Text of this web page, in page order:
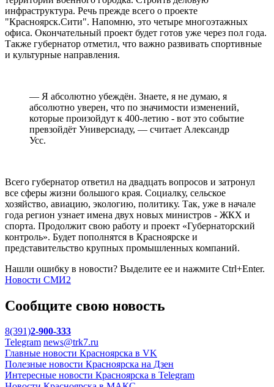
инфраструктура. Речь прежде всего о проекте
"Красноярск.Сити". Напомню, это четыре многоэтажных
офиса. Окончательный проект будет готов уже через пол года.
Также губернатор отметил, что важно развивать спортивные
и культурные направления.
— Я абсолютно убеждён. Знаете, я не думаю, я
абсолютно уверен, что по значимости изменений,
которые произойдут к 400-летию - вот это событие
превзойдёт Универсиаду, — считает Александр
Усс.
Всего губернатор ответил на двадцать вопросов и затронул
все сферы жизни большого края. Социалку, сельское
хозяйство, авиацию, экологию, политику. Так, уже в начале
года регион узнает имена двух новых министров - ЖКХ и
спорта. Продолжит свою работу и проект «Губернаторский
контроль». Будет пополнятся в Красноярске и
представительство крупных промышленных компаний.
Нашли ошибку в новости? Выделите ее и нажмите Ctrl+Enter.
Новости СМИ2
Сообщите свою новость
8(391)2-900-333
Telegram news@trk7.ru
Главные новости Красноярска в VK
Полезные новости Красноярска на Дзен
Интересные новости Красноярска в Telegram